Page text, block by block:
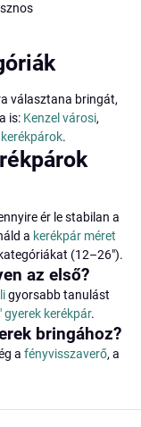
választana bringát,
is: Kenzel városi,
.
ér le stabilan a
a kerékpár méret
(12–26").
az első?
gyorsabb tanulást
gyerek kerékpár.
bringához?
a fényvisszaverő, a